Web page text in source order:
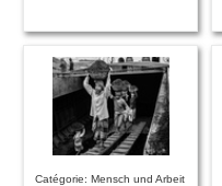
Catégorie: Mensch und Arbeit